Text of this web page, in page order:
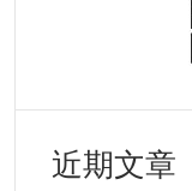
近期文章